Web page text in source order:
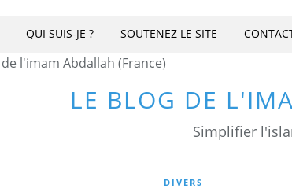
LE BLOG DE
Simplifier
QUI SUIS-JE ? SOUTENEZ LE SITE
DIVERS